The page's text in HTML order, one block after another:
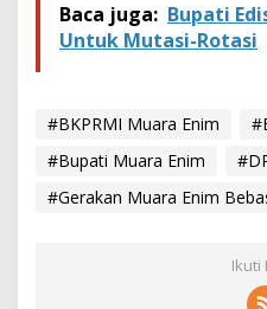
Baca juga: Bupati
Untuk Mutasi-Rotasi
#BKPRMI Muara Enim
#Bupati Muara Enim
#Gerakan Muara Enim
Ikuti